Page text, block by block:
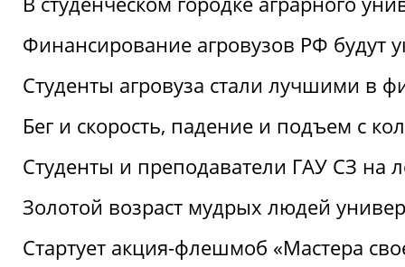
Финансирование агровузов РФ будут
Студенты агровуза стали лучшими в
Бег и скорость, падение и подъем с
Студенты и преподаватели ГАУ СЗ
Золотой возраст мудрых людей
Стартует акция-флешмоб «Мастера